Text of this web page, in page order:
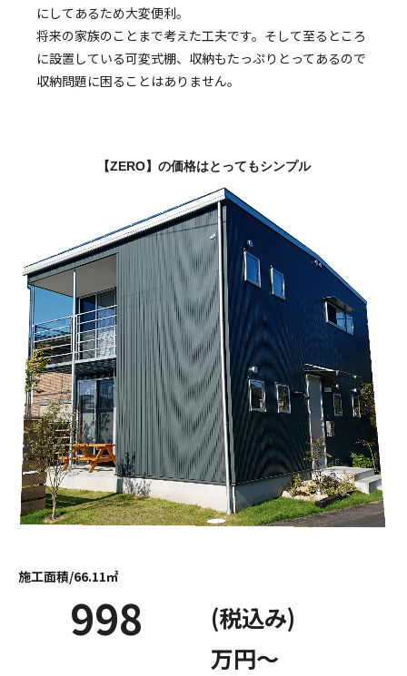
にしてあるため大変便利。
将来の家族のことまで考えた工夫です。そして至るところ
に設置している可変式棚、収納もたっぷりとってあるので
収納問題に困ることはありません。
【ZERO】の価格はとってもシンプル
施工面積/66.11㎡
998
(税込み)
万円～